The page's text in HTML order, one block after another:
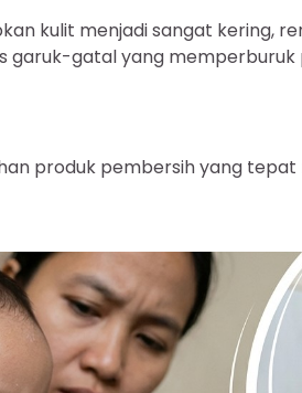
kulit menjadi sangat kering,
garuk-gatal yang memperburuk
produk pembersih yang